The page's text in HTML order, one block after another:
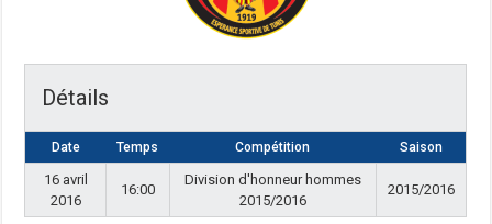
Détails
Date Temps Compétition Saison
16 avril
2016
16:00
Division d'honneur hommes
2015/2016
2015/2016